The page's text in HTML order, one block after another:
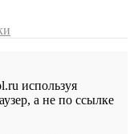
используя
а не по ссылке